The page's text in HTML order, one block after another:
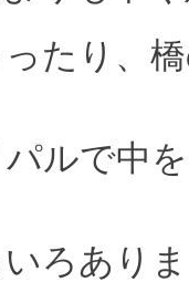
たり、
ルで中
ろあり